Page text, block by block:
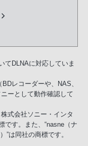
てDLNAに対応していま
レコーダーや、NAS、
ーとして動作確認して
式会社ソニー・インタ
です。また、“nasne（ナ
”は同社の商標です。